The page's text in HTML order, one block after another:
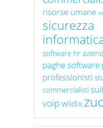
risorse umane
sicurezza
software hr
paghesoftware
professionisti
commercialisti
voipwildix